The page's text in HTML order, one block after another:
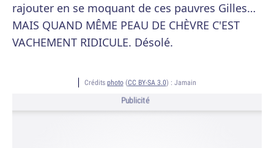
rajouter en se moquant de ces pauvres Gilles…
MAIS QUAND MÊME PEAU DE CHÈVRE C'EST
VACHEMENT RIDICULE. Désolé.
Crédits photo(CC BY-SA 3.0) : Jamain
Publicité